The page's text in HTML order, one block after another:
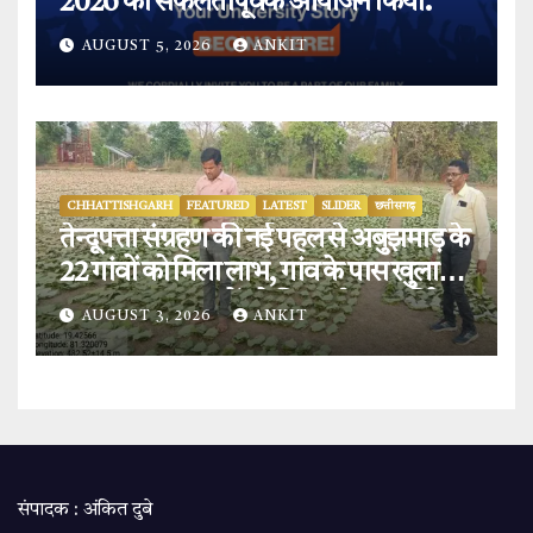
AUGUST 5, 2026 ANKIT
CHHATTISHGARH FEATURED LATEST SLIDER छत्तीसगढ़
तेन्दूपत्ता संग्रहण की नई पहल से अबुझमाड़ के
22 गांवों को मिला लाभ, गांव के पास खुला
फड़, 365 संग्राहकों को मिला सीधा आर्थिक
लाभ.
AUGUST 3, 2026 ANKIT
संपादक : अंकित दुबे